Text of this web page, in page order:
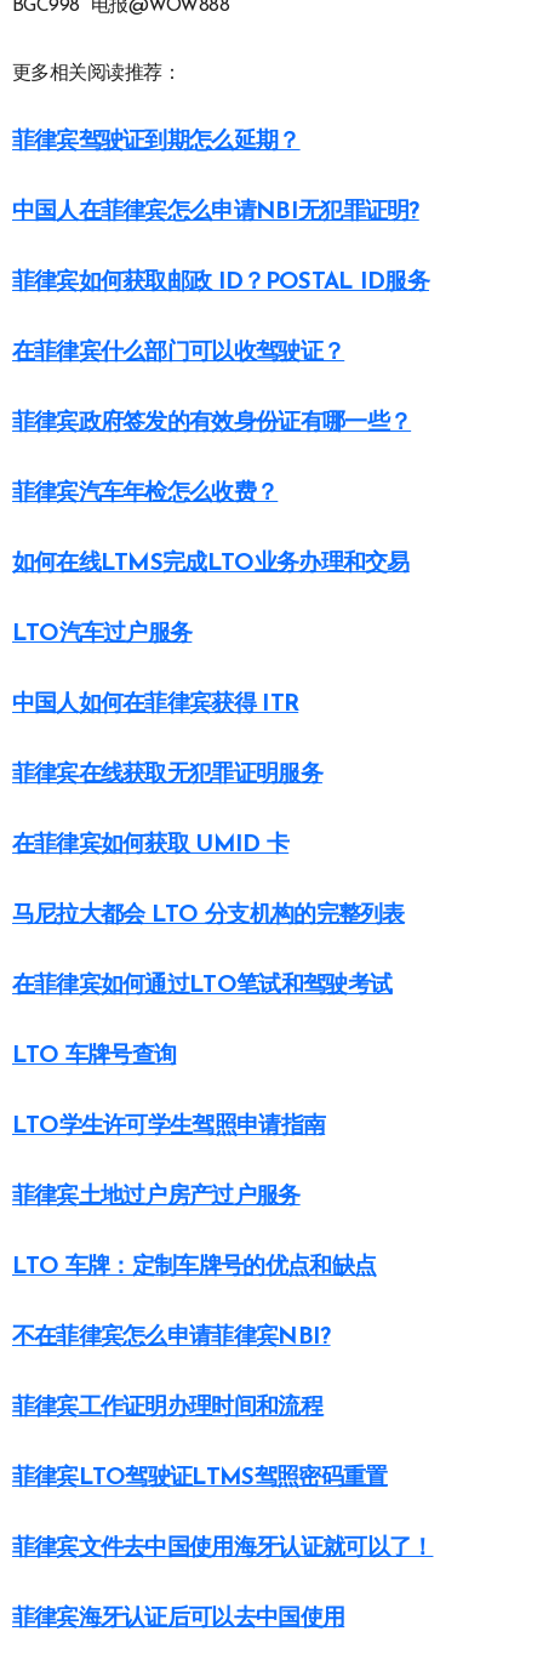
BGC998 电报@WOW888
更多相关阅读推荐：
菲律宾驾驶证到期怎么延期？
中国人在菲律宾怎么申请NBI无犯罪证明?
菲律宾如何获取邮政 ID？POSTAL ID服务
在菲律宾什么部门可以收驾驶证？
菲律宾政府签发的有效身份证有哪一些？
菲律宾汽车年检怎么收费？
如何在线LTMS完成LTO业务办理和交易
LTO汽车过户服务
中国人如何在菲律宾获得 ITR
菲律宾在线获取无犯罪证明服务
在菲律宾如何获取 UMID 卡
马尼拉大都会 LTO 分支机构的完整列表
在菲律宾如何通过LTO笔试和驾驶考试
LTO 车牌号查询
LTO学生许可学生驾照申请指南
菲律宾土地过户房产过户服务
LTO 车牌：定制车牌号的优点和缺点
不在菲律宾怎么申请菲律宾NBI?
菲律宾工作证明办理时间和流程
菲律宾LTO驾驶证LTMS驾照密码重置
菲律宾文件去中国使用海牙认证就可以了！
菲律宾海牙认证后可以去中国使用